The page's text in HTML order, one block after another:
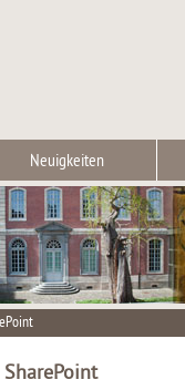
Neuigkeiten
SharePoint